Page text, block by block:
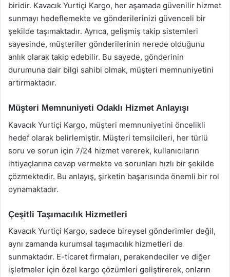
biridir. Kavacık Yurtiçi Kargo, her aşamada güvenilir hizmet
sunmayı hedeflemekte ve gönderilerinizi güvenceli bir
şekilde taşımaktadır. Ayrıca, gelişmiş takip sistemleri
sayesinde, müşteriler gönderilerinin nerede olduğunu
anlık olarak takip edebilir. Bu sayede, gönderinin
durumuna dair bilgi sahibi olmak, müşteri memnuniyetini
artırmaktadır.
Müşteri Memnuniyeti Odaklı Hizmet Anlayışı
Kavacık Yurtiçi Kargo, müşteri memnuniyetini öncelikli
hedef olarak belirlemiştir. Müşteri temsilcileri, her türlü
soru ve sorun için 7/24 hizmet vererek, kullanıcıların
ihtiyaçlarına cevap vermekte ve sorunları hızlı bir şekilde
çözmektedir. Bu anlayış, şirketin başarısında önemli bir rol
oynamaktadır.
Çeşitli Taşımacılık Hizmetleri
Kavacık Yurtiçi Kargo, sadece bireysel gönderimler değil,
aynı zamanda kurumsal taşımacılık hizmetleri de
sunmaktadır. E-ticaret firmaları, perakendeciler ve diğer
işletmeler için özel kargo çözümleri geliştirerek, onların